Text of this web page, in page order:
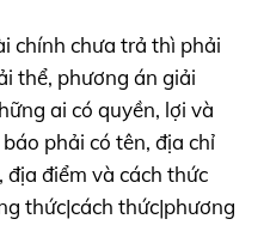
chính chưa trả thì phải
thể, phương án giải
ai có quyền, lợi và
phải có tên, địa chỉ
địa điểm và cách thức
thức|cách thức|phương